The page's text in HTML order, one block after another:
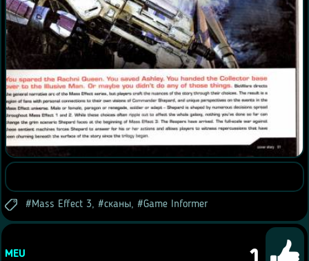
Mass Effect 3, сканы, Game Informer
MEU 1